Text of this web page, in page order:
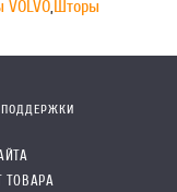
Шторы
ТОВАРА